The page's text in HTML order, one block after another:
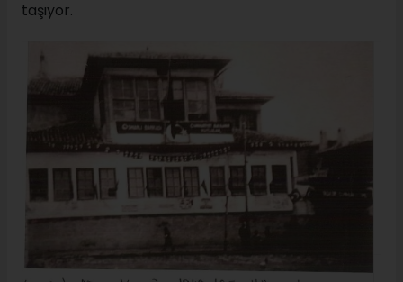
taşıyor.